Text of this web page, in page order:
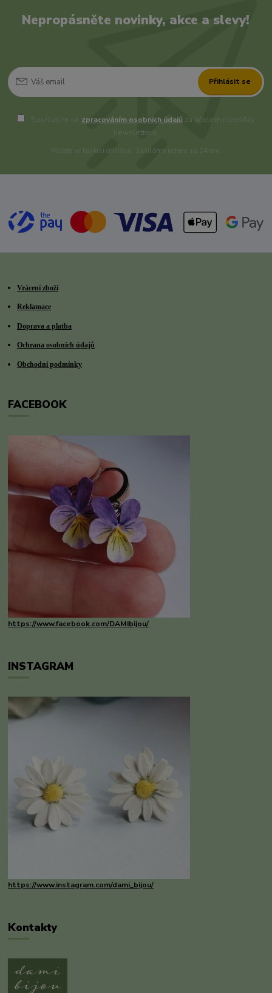
Nepropásněte novinky, akce a slevy!
Přihlásit se
Souhlasím se zpracováním osobních údajů za účelem rozesílky
newsletteru.
Můžete se kdykoli odhlásit. Zasíláme jednou za 14 dní.
Vrácení zboží
Reklamace
Doprava a platba
Ochrana osobních údajů
Obchodní podmínky
FACEBOOK
https://www.facebook.com/DAMIbijou/
INSTAGRAM
https://www.instagram.com/dami_bijou/
Kontakty